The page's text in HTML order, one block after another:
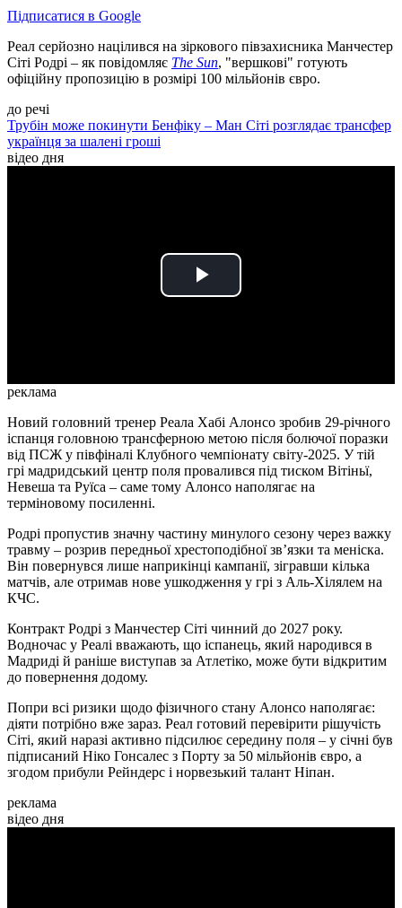
Підписатися в Google
Реал серйозно націлився на зіркового півзахисника Манчестер
Сіті Родрі – як повідомляє The Sun, "вершкові" готують
офіційну пропозицію в розмірі 100 мільйонів євро.
до речі
Трубін може покинути Бенфіку – Ман Сіті розглядає трансфер
українця за шалені гроші
відео дня
Play
реклама
Новий головний тренер Реала Хабі Алонсо зробив 29-річного
іспанця головною трансферною метою після болючої поразки
від ПСЖ у півфіналі Клубного чемпіонату світу-2025. У тій
грі мадридський центр поля провалився під тиском Вітіньї,
Невеша та Руїса – саме тому Алонсо наполягає на
терміновому посиленні.
Родрі пропустив значну частину минулого сезону через важку
травму – розрив передньої хрестоподібної зв’язки та меніска.
Він повернувся лише наприкінці кампанії, зігравши кілька
матчів, але отримав нове ушкодження у грі з Аль-Хілялем на
КЧС.
Контракт Родрі з Манчестер Сіті чинний до 2027 року.
Водночас у Реалі вважають, що іспанець, який народився в
Мадриді й раніше виступав за Атлетіко, може бути відкритим
до повернення додому.
Попри всі ризики щодо фізичного стану Алонсо наполягає:
діяти потрібно вже зараз. Реал готовий перевірити рішучість
Сіті, який наразі активно підсилює середину поля – у січні був
підписаний Ніко Гонсалес з Порту за 50 мільйонів євро, а
згодом прибули Рейндерс і норвезький талант Ніпан.
реклама
відео дня